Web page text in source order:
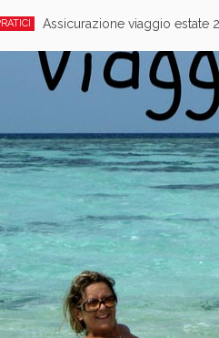
Cosmetici solidi in viaggio: i
CAMPANIA